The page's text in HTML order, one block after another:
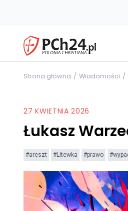
Strona główna Wiadomości
27 KWIETNIA 2026
Łukasz
#areszt #Litewka #prawo